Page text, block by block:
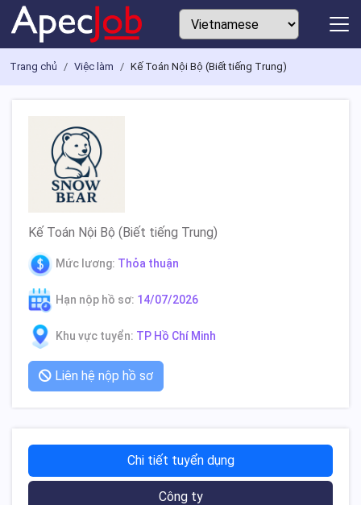
Trang chủ Việc làm Kế Toán Nội Bộ (Biết tiếng Trung)
Kế Toán Nội Bộ (Biết tiếng Trung)
Mức lương: Thỏa thuận
Hạn nộp hồ sơ: 14/07/2026
Khu vực tuyển: TP Hồ Chí Minh
Liên hệ nộp hồ sơ
Chi tiết tuyển dụng
Công ty